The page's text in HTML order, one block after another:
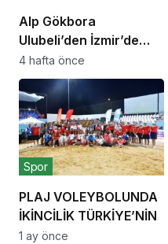
Alp Gökbora
Ulubeli’den İzmir’de
Dört Dörtlük
Şampiyonluk
4 hafta önce
PLAJ VOLEYBOLUNDA
İKİNCİLİK TÜRKİYE’NİN
Spor
1 ay önce